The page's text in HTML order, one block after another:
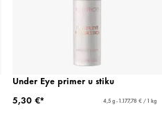
Under Eye primer u stiku
5,30 €*
4,5 g - 1.177,78 € / 1 kg